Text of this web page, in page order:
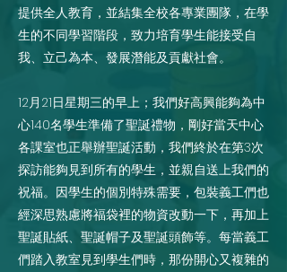
提供全人教育，並結集全校各專業團隊，在學
生的不同學習階段，致力培育學生能接受自
我、立己為本、發展潛能及貢獻社會。
12月21日星期三的早上；我們好高興能夠為中
心140名學生準備了聖誕禮物，剛好當天中心
各課室也正舉辦聖誕活動，我們終於在第3次
探訪能夠見到所有的學生，並親自送上我們的
祝福。因學生的個別特殊需要，包裝義工們也
經深思熟慮將福袋裡的物資改動一下，再加上
聖誕貼紙、聖誕帽子及聖誕頭飾等。每當義工
們踏入教室見到學生們時，那份開心又複雜的